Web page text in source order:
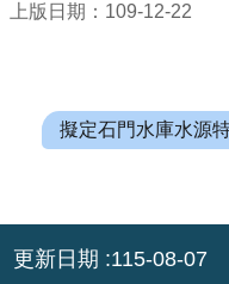
訊
府
資
上版日期：109-12-22
擬定石門水庫水源
更新日期 115-08-07